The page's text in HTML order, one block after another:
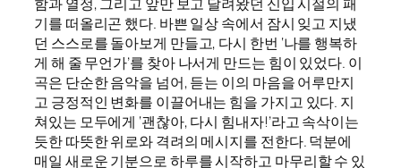
기를 떠올리곤 했다. 바쁜 일상 속에서 잠시 잊고 지냈
던 스스로를 돌아보게 만들고, 다시 한번 ‘나를 행복하
게 해 줄 무언가’를 찾아 나서게 만드는 힘이 있었다. 이
곡은 단순한 음악을 넘어, 듣는 이의 마음을 어루만지
고 긍정적인 변화를 이끌어내는 힘을 가지고 있다. 지
쳐있는 모두에게 ‘괜찮아, 다시 힘내자!’라고 속삭이는
듯한 따뜻한 위로와 격려의 메시지를 전한다. 덕분에
매일 새로운 기분으로 하루를 시작하고 마무리할 수 있